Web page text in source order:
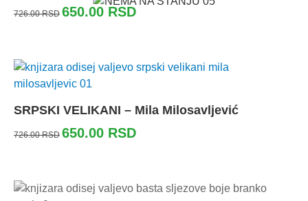
726.00RSD 650.00 RSD
SRPSKI VELIKANI – Mila Milosavljević
726.00RSD 650.00 RSD